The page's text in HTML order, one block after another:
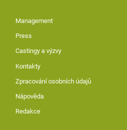
Management
Press
Castingy a výzvy
Kontakty
Zpracování osobních údajů
Nápověda
Redakce